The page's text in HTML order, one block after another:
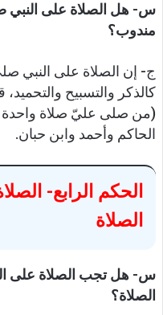
س- هل الصلاة على النبي
مندوب؟
ج- إن الصلاة على النبي
كالذكر والتسبيح
(من صلى عليّ صلاة واحدة
الحاكم وأحمد وابن حبان.
الحكم الرابع-
الصلاة
س- هل تجب الصلاة على
الصلاة؟